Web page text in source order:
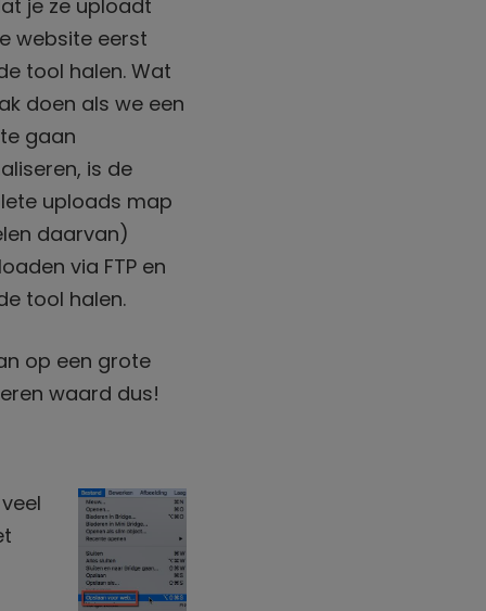
je ze uploadt
website eerst
tool halen. Wat
doen als we een
gaan
is de
uploads map
daarvan)
via FTP en
tool halen.
op een grote
waard dus!